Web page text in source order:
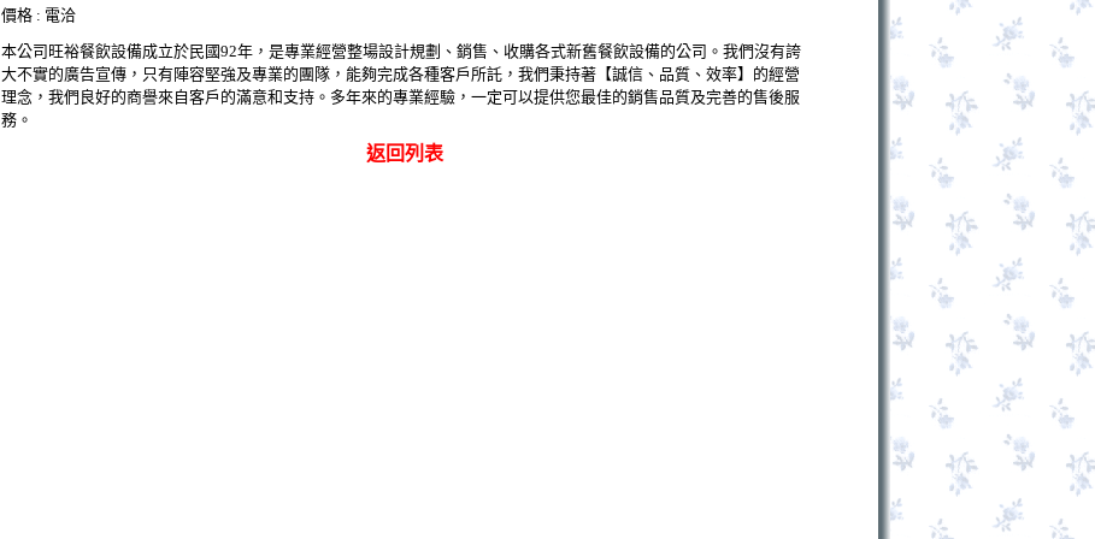
價格 : 電洽
本公司旺裕餐飲設備成立於民國92年，是專業經營整場設計規劃、銷售、收購各式新舊餐飲設備的公司。我們沒有誇
大不實的廣告宣傳，只有陣容堅強及專業的團隊，能夠完成各種客戶所託，我們秉持著【誠信、品質、效率】的經營
理念，我們良好的商譽來自客戶的滿意和支持。多年來的專業經驗，一定可以提供您最佳的銷售品質及完善的售後服
務。
返回列表